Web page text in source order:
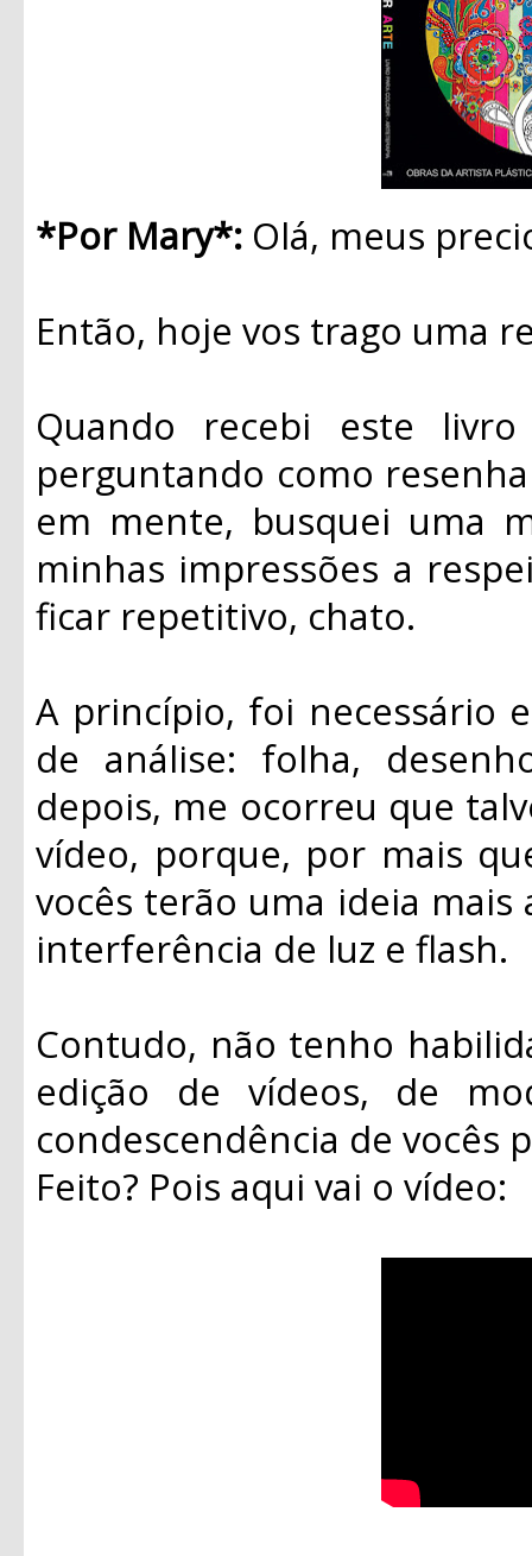
*Por Mary*: Olá, meus
Então, hoje vos trago uma
Quando recebi este
perguntando como
em mente, busquei uma
minhas impressões a
ficar repetitivo, chato.
A princípio, foi necessário
de análise: folha,
depois, me ocorreu que
vídeo, porque, por mais
vocês terão uma ideia mais
interferência de luz e flash.
Contudo, não tenho
edição de vídeos, de
condescendência de vocês
Feito? Pois aqui vai o vídeo: